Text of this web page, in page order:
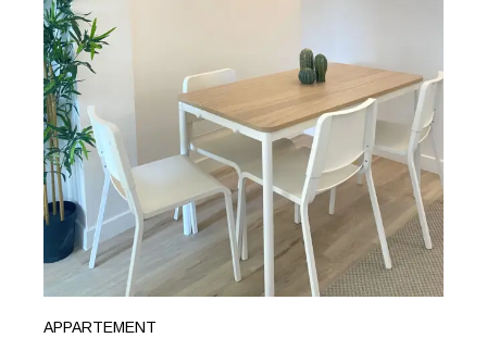
APPARTEMENT